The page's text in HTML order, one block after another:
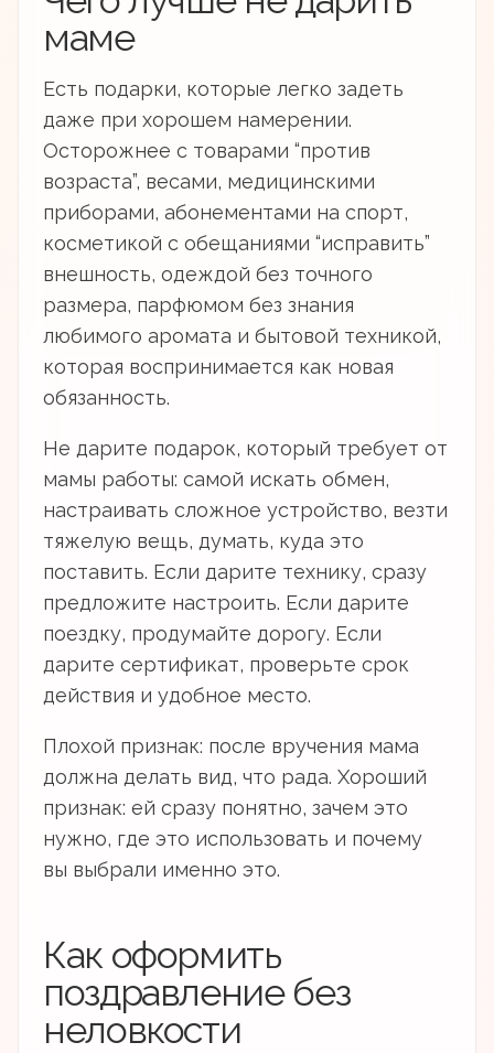
маме
Есть подарки, которые легко задеть
даже при хорошем намерении.
Осторожнее с товарами “против
возраста”, весами, медицинскими
приборами, абонементами на спорт,
косметикой с обещаниями “исправить”
внешность, одеждой без точного
размера, парфюмом без знания
любимого аромата и бытовой техникой,
которая воспринимается как новая
обязанность.
Не дарите подарок, который требует от
мамы работы: самой искать обмен,
настраивать сложное устройство, везти
тяжелую вещь, думать, куда это
поставить. Если дарите технику, сразу
предложите настроить. Если дарите
поездку, продумайте дорогу. Если
дарите сертификат, проверьте срок
действия и удобное место.
Плохой признак: после вручения мама
должна делать вид, что рада. Хороший
признак: ей сразу понятно, зачем это
нужно, где это использовать и почему
вы выбрали именно это.
Как оформить
поздравление без
неловкости